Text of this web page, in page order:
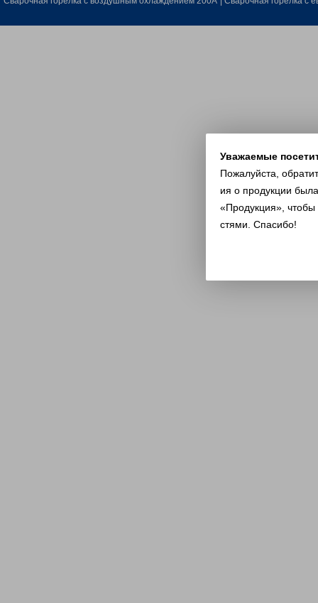
Уважаемые
Пожалуйста,
ия о продукции
«Продукция»,
стями. Спасибо!